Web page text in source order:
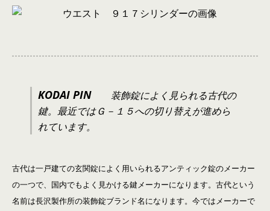
KODAI PIN 装飾錠によく見られる古代の
鍵。最近ではＧ－１５への切り替えが進めら
れています。
古代は一戸建ての玄関錠によく用いられるアンティック錠のメーカー
の一つで、国内でもよく見かける鍵メーカーになります。古代という
名前は長沢製作所の装飾錠ブランド名になります。今ではメーカーで